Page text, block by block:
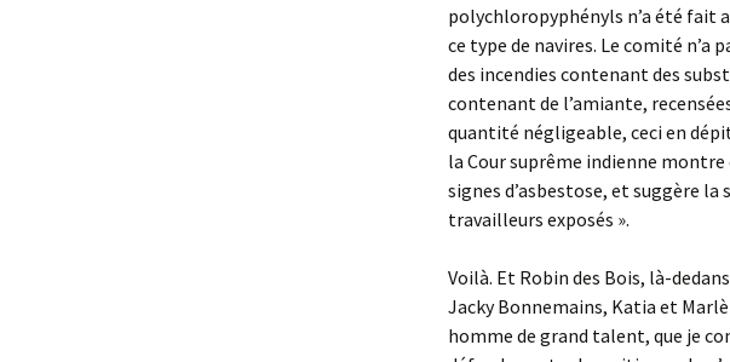
polychloropyphényls n’a été fait
ce type de navires. Le comité n’a
des incendies contenant des
contenant de l’amiante,
quantité négligeable, ceci en
la Cour suprême indienne
signes d’asbestose, et suggère
travailleurs exposés ».
Voilà. Et Robin des Bois, là-
Jacky Bonnemains, Katia et
homme de grand talent, que je